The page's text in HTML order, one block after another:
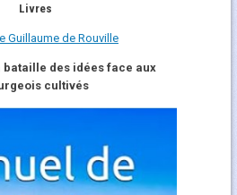
Livres
Guillaume de Rouville
bataille des idées face aux
cultivés